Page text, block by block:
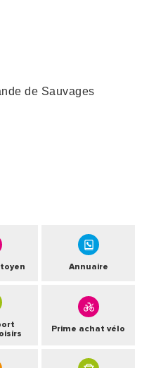
de Sauvages
Annuaire
Prime achat vélo